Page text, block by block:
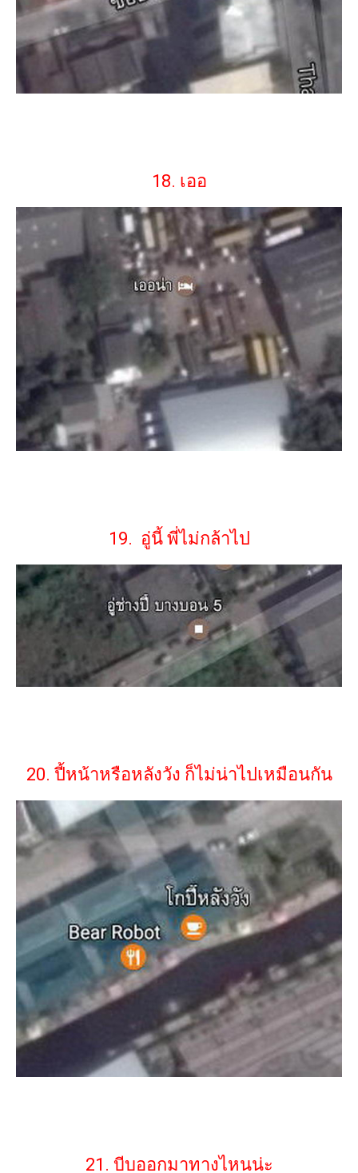
18. เออ
19. อู่นี้ พี่ไม่กล้าไป
20. ปี้หน้าหรือหลังวัง ก็ไม่น่าไปเหมือนกัน
21. บีบออกมาทางไหนน่ะ